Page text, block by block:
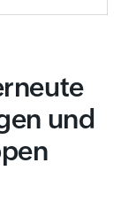
und